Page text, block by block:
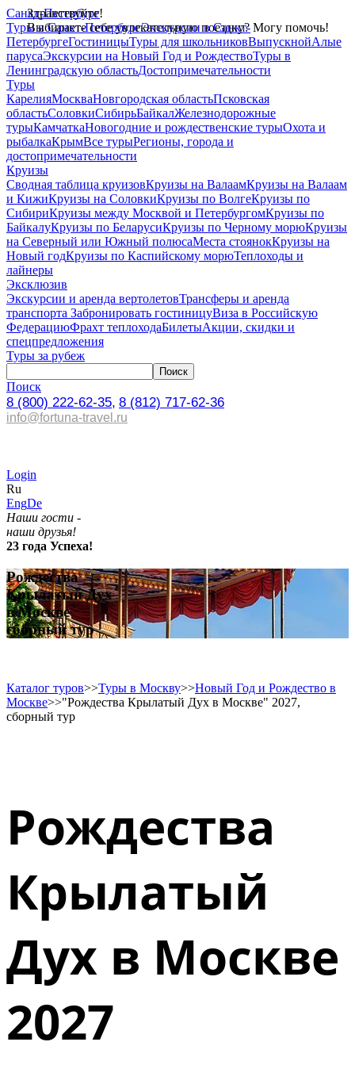
Здравствуйте!
Выбираете себе увлекательную поездку? Могу помочь!
Санкт-Петербург
Туры в Санкт-ПетербургЭкскурсии в Санкт-
ПетербургеГостиницыТуры для школьниковВыпускнойАлые
парусаЭкскурсии на Новый Год и РождествоТуры в
Ленинградскую областьДостопримечательности
Туры
КарелияМоскваНовгородская областьПсковская
областьСоловкиСибирьБайкалЖелезнодорожные
турыКамчаткаНовогодние и рождественские турыОхота и
рыбалкаКрымВсе турыРегионы, города и
достопримечательности
Круизы
Сводная таблица круизовКруизы на ВалаамКруизы на Валаам
и КижиКруизы на СоловкиКруизы по ВолгеКруизы по
СибириКруизы между Москвой и ПетербургомКруизы по
БайкалуКруизы по БеларусиКруизы по Черному морюКруизы
на Северный или Южный полюсаМеста стоянокКруизы на
Новый годКруизы по Каспийскому морюТеплоходы и
лайнеры
Эксклюзив
Экскурсии и аренда вертолетовТрансферы и аренда
транспорта Забронировать гостиницуВиза в Российскую
ФедерациюФрахт теплоходаБилетыАкции, скидки и
спецпредложения
Туры за рубеж
Поиск
8 (800) 222-62-35, 8 (812) 717-62-36
info@fortuna-travel.ru
Login
Ru
EngDe
Наши гости -
наши друзья!
23 года Успеха!
Рождества
Крылатый Дух
в Москве
сборный тур
Каталог туров>>Туры в Москву>>Новый Год и Рождество в
Москве>>"Рождества Крылатый Дух в Москве" 2027,
сборный тур
Рождества
Крылатый
Дух в Москве
2027